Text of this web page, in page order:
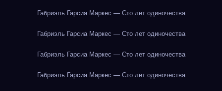
Габриэль Гарсиа Маркес — Сто лет одиночества
Габриэль Гарсиа Маркес — Сто лет одиночества
Габриэль Гарсиа Маркес — Сто лет одиночества
Габриэль Гарсиа Маркес — Сто лет одиночества